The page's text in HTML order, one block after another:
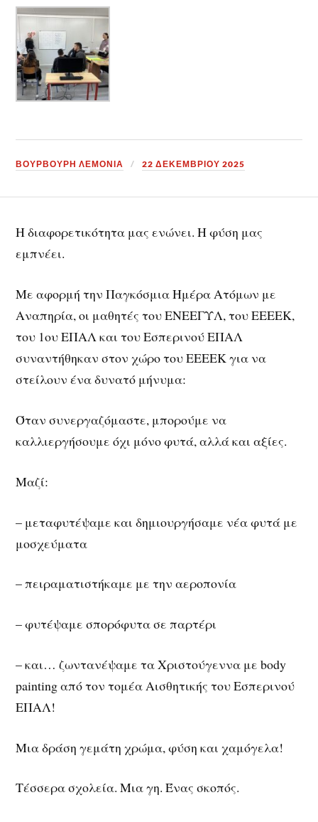
ΒΟΥΡΒΟΥΡΗ ΛΕΜΟΝΙΑ 22 ΔΕΚΕΜΒΡΊΟΥ 2025
Η διαφορετικότητα μας ενώνει. Η φύση μας
εμπνέει.
Με αφορμή την Παγκόσμια Ημέρα Ατόμων με
Αναπηρία, οι μαθητές του ΕΝΕΕΓΥΛ, του ΕΕΕΕΚ,
του 1ου ΕΠΑΛ και του Εσπερινού ΕΠΑΛ
συναντήθηκαν στον χώρο του ΕΕΕΕΚ για να
στείλουν ένα δυνατό μήνυμα:
Όταν συνεργαζόμαστε, μπορούμε να
καλλιεργήσουμε όχι μόνο φυτά, αλλά και αξίες.
Μαζί:
– μεταφυτέψαμε και δημιουργήσαμε νέα φυτά με
μοσχεύματα
– πειραματιστήκαμε με την αεροπονία
– φυτέψαμε σπορόφυτα σε παρτέρι
– και… ζωντανέψαμε τα Χριστούγεννα με body
painting από τον τομέα Αισθητικής του Εσπερινού
ΕΠΑΛ!
Μια δράση γεμάτη χρώμα, φύση και χαμόγελα!
Τέσσερα σχολεία. Μια γη. Ένας σκοπός.